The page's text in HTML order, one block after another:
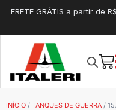
FRETE GRÁTIS a partir de
INÍCIO / TANQUES DE GUERRA /